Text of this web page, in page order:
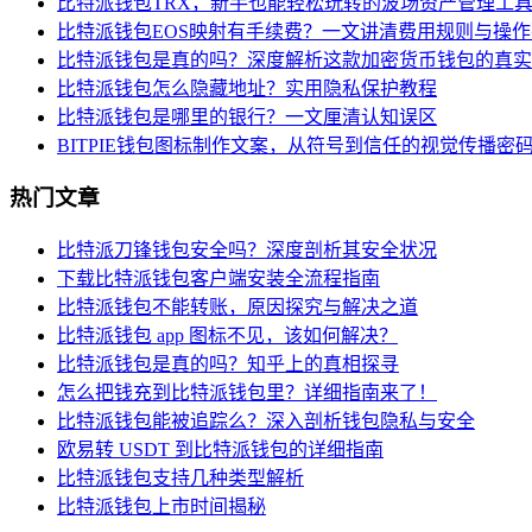
比特派钱包EOS映射有手续费？一文讲清费用规则与操
比特派钱包是真的吗？深度解析这款加密货币钱包的真
比特派钱包怎么隐藏地址？实用隐私保护教程
比特派钱包是哪里的银行？一文厘清认知误区
BITPIE钱包图标制作文案，从符号到信任的视觉传播密码
热门文章
比特派刀锋钱包安全吗？深度剖析其安全状况
下载比特派钱包客户端安装全流程指南
比特派钱包不能转账，原因探究与解决之道
比特派钱包 app 图标不见，该如何解决？
比特派钱包是真的吗？知乎上的真相探寻
怎么把钱充到比特派钱包里？详细指南来了！
比特派钱包能被追踪么？深入剖析钱包隐私与安全
欧易转 USDT 到比特派钱包的详细指南
比特派钱包支持几种类型解析
比特派钱包上市时间揭秘